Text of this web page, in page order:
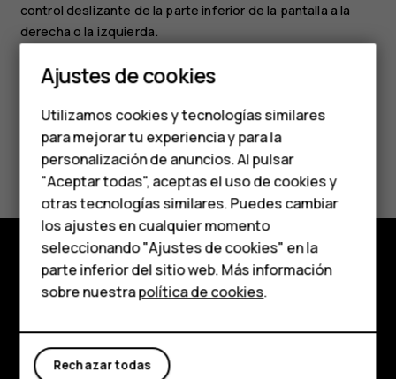
Smartphones
Teléfonos clásicos
Teléfonos para
personas mayores
Accesorios
HMD Terra M
Para empresas
Tabletas
Tienda
Mi cuenta
control deslizante de la parte inferior de la pantalla a la
derecha o la izquierda.
¿Te ha parecido útil?
Sí No
Tienda
Planet and people
Ajustes de cookies
Utilizamos cookies y tecnologías similares
para mejorar tu experiencia y para la
personalización de anuncios. Al pulsar
"Aceptar todas", aceptas el uso de cookies y
otras tecnologías similares. Puedes cambiar
los ajustes en cualquier momento
seleccionando "Ajustes de cookies" en la
parte inferior del sitio web. Más información
sobre nuestrapolítica de cookies.
Rechazar todas